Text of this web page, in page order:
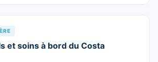
et soins à bord du Costa